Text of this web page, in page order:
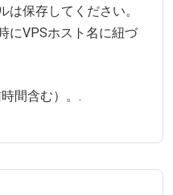
保存してください。
にVPSホスト名に紐づ
間含む）。.